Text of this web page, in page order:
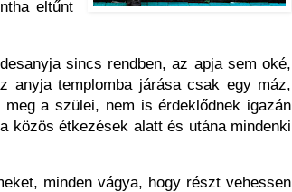
eltűnt
sincs rendben, az apja sem oké,
templomba járása csak egy máz,
a szülei, nem is érdeklődnek igazán
közös étkezések alatt és utána mindenki
minden vágya, hogy részt vehessen